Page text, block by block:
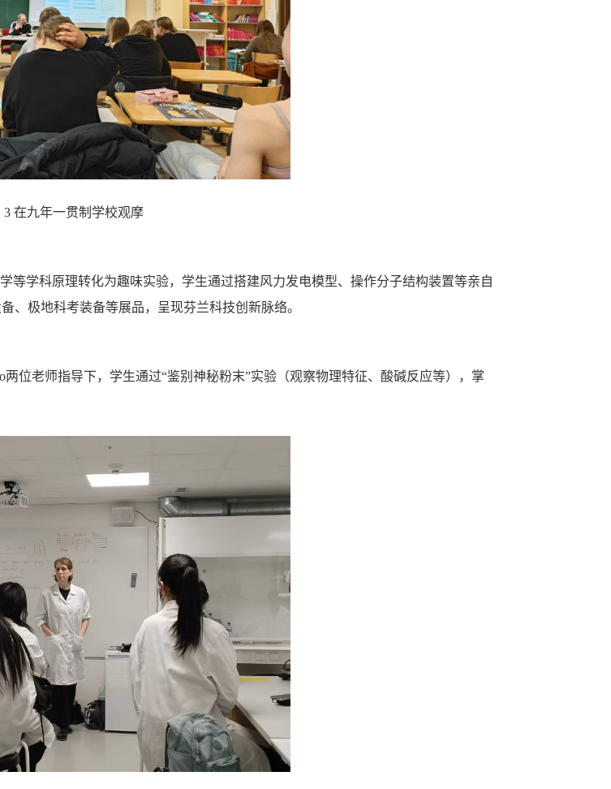
3 在九年一贯制学校观摩
等学科原理转化为趣味实验，学生通过搭建风力发电模型、操作分子结构装置等亲自
、极地科考装备等展品，呈现芬兰科技创新脉络。
两位老师指导下，学生通过“鉴别神秘粉末”实验（观察物理特征、酸碱反应等），掌